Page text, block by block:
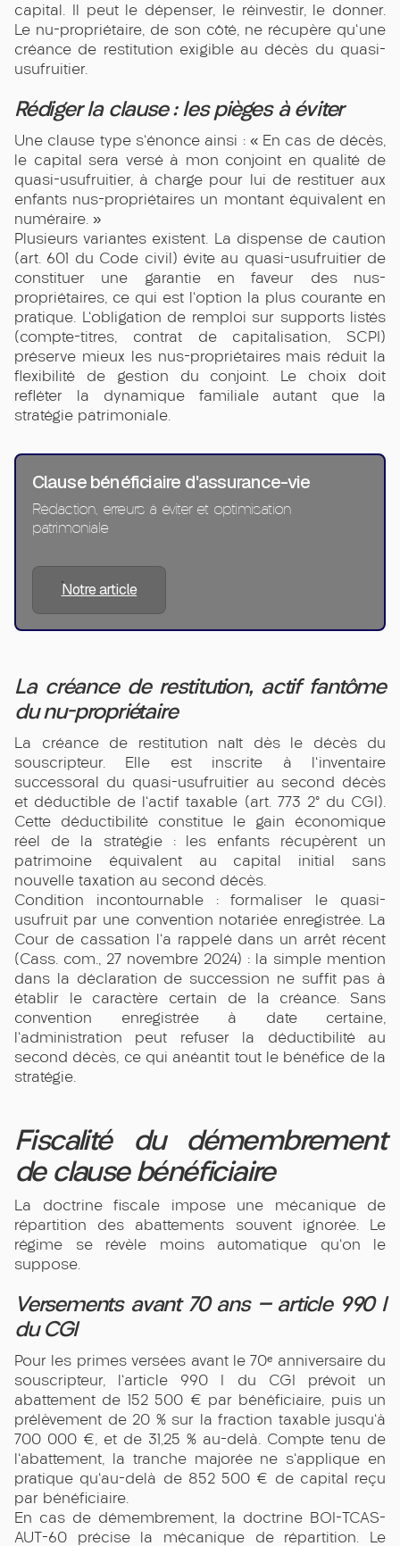
capital. Il peut le dépenser, le réinvestir, le donner.
Le nu-propriétaire, de son côté, ne récupère qu'une
créance de restitution exigible au décès du quasi-
usufruitier.
Rédiger la clause : les pièges à éviter
Une clause type s'énonce ainsi : « En cas de décès,
le capital sera versé à mon conjoint en qualité de
quasi-usufruitier, à charge pour lui de restituer aux
enfants nus-propriétaires un montant équivalent en
numéraire. »
Plusieurs variantes existent. La dispense de caution
(art. 601 du Code civil) évite au quasi-usufruitier de
constituer une garantie en faveur des nus-
propriétaires, ce qui est l'option la plus courante en
pratique. L'obligation de remploi sur supports listés
(compte-titres, contrat de capitalisation, SCPI)
préserve mieux les nus-propriétaires mais réduit la
flexibilité de gestion du conjoint. Le choix doit
refléter la dynamique familiale autant que la
stratégie patrimoniale.
Clause bénéficiaire d'assurance-vie
Rédaction, erreurs à éviter et optimisation
patrimoniale
Notre article
La créance de restitution, actif fantôme
du nu-propriétaire
La créance de restitution naît dès le décès du
souscripteur. Elle est inscrite à l'inventaire
successoral du quasi-usufruitier au second décès
et déductible de l'actif taxable (art. 773 2° du CGI).
Cette déductibilité constitue le gain économique
réel de la stratégie : les enfants récupèrent un
patrimoine équivalent au capital initial sans
nouvelle taxation au second décès.
Condition incontournable : formaliser le quasi-
usufruit par une convention notariée enregistrée. La
Cour de cassation l'a rappelé dans un arrêt récent
(Cass. com., 27 novembre 2024) : la simple mention
dans la déclaration de succession ne suffit pas à
établir le caractère certain de la créance. Sans
convention enregistrée à date certaine,
l'administration peut refuser la déductibilité au
second décès, ce qui anéantit tout le bénéfice de la
stratégie.
Fiscalité du démembrement
de clause bénéficiaire
La doctrine fiscale impose une mécanique de
répartition des abattements souvent ignorée. Le
régime se révèle moins automatique qu'on le
suppose.
Versements avant 70 ans — article 990 I
du CGI
Pour les primes versées avant le 70ᵉ anniversaire du
souscripteur, l'article 990 I du CGI prévoit un
abattement de 152 500 € par bénéficiaire, puis un
prélèvement de 20 % sur la fraction taxable jusqu'à
700 000 €, et de 31,25 % au-delà. Compte tenu de
l'abattement, la tranche majorée ne s'applique en
pratique qu'au-delà de 852 500 € de capital reçu
par bénéficiaire.
En cas de démembrement, la doctrine BOI-TCAS-
AUT-60 précise la mécanique de répartition. Le